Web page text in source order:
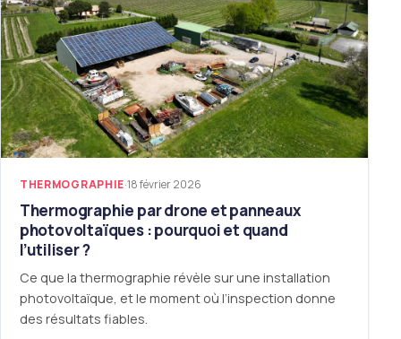
THERMOGRAPHIE·18 février 2026
Thermographie par drone et panneaux
photovoltaïques : pourquoi et quand
l’utiliser ?
Ce que la thermographie révèle sur une installation
photovoltaïque, et le moment où l’inspection donne
des résultats fiables.